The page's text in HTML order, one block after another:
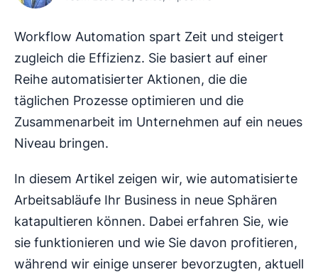
Workflow Automation spart Zeit und steigert
zugleich die Effizienz. Sie basiert auf einer
Reihe automatisierter Aktionen, die die
täglichen Prozesse optimieren und die
Zusammenarbeit im Unternehmen auf ein neues
Niveau bringen.
In diesem Artikel zeigen wir, wie automatisierte
Arbeitsabläufe Ihr Business in neue Sphären
katapultieren können. Dabei erfahren Sie, wie
sie funktionieren und wie Sie davon profitieren,
während wir einige unserer bevorzugten, aktuell